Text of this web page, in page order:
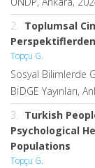
2. Toplumsal
Topçu G.
Sosyal Bilimlerde
BİDGE Yayınları,
3. Turkish
Psychological
Populations
Topçu G.